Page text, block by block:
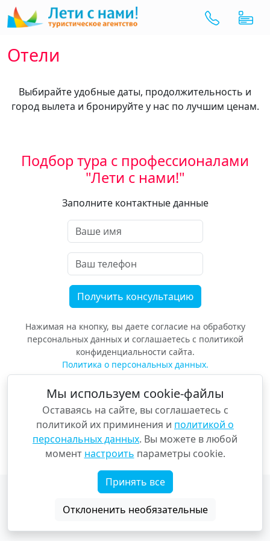
Отели
Выбирайте удобные даты, продолжительность и
город вылета и бронируйте у нас по лучшим ценам.
Подбор тура с профессионалами
"Лети с нами!"
Заполните контактные данные
Ваше имя
Ваш телефон
Нажимая на кнопку, вы даете согласие на обработку
персональных данных и соглашаетесь с политикой
конфиденциальности сайта.
Политика о персональных данных.
Copyright © «Voyage Voyage»
Параметры cookie
Мы используем cookie-файлы
Оставаясь на сайте, вы соглашаетесь с
политикой их приминения и политикой о
персональных данных. Вы можете в любой
момент настроить параметры cookie.
Принять все
Отклоненить необязательные